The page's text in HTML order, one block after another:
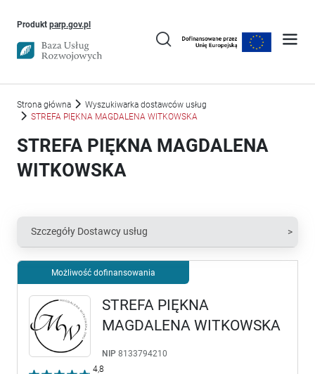
Produkt parp.gov.plUwaga, link otworzy się w nowym oknie
Strona główna
Wyszukiwarka dostawców usług
STREFA PIĘKNA MAGDALENA WITKOWSKA
STREFA PIĘKNA MAGDALENA
WITKOWSKA
Możliwość dofinansowania
4,8
STREFA PIĘKNA
MAGDALENA WITKOWSKA
NIP 8133794210
Szczegóły Dostawcy usług